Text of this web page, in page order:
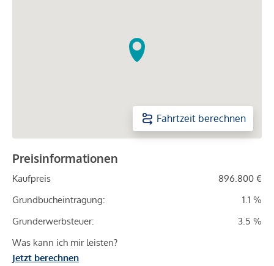
Fahrtzeit berechnen
Preisinformationen
Kaufpreis
896.800 €
Grundbucheintragung:
1.1 %
Grunderwerbsteuer:
3.5 %
Was kann ich mir leisten?
Jetzt berechnen